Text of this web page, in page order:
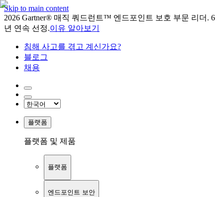
Skip to main content
2026 Gartner® 매직 쿼드런트™ 엔드포인트 보호 부문 리더. 6
년 연속 선정.이유 알아보기
침해 사고를 겪고 계신가요?
블로그
채용
플랫폼
플랫폼 및 제품
플랫폼
엔드포인트 보안